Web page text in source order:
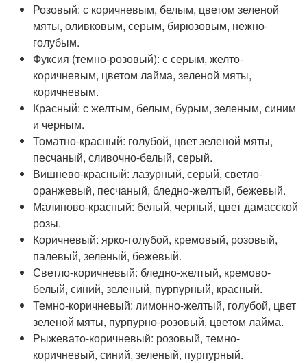
Розовый: с коричневым, белым, цветом зеленой
мяты, оливковым, серым, бирюзовым, нежно-
голубым.
Фуксия (темно-розовый): с серым, желто-
коричневым, цветом лайма, зеленой мяты,
коричневым.
Красный: с желтым, белым, бурым, зеленым, синим
и черным.
Томатно-красный: голубой, цвет зеленой мяты,
песчаный, сливочно-белый, серый.
Вишнево-красный: лазурный, серый, светло-
оранжевый, песчаный, бледно-желтый, бежевый.
Малиново-красный: белый, черный, цвет дамасской
розы.
Коричневый: ярко-голубой, кремовый, розовый,
палевый, зеленый, бежевый.
Светло-коричневый: бледно-желтый, кремово-
белый, синий, зеленый, пурпурный, красный.
Темно-коричневый: лимонно-желтый, голубой, цвет
зеленой мяты, пурпурно-розовый, цветом лайма.
Рыжевато-коричневый: розовый, темно-
коричневый, синий, зеленый, пурпурный.